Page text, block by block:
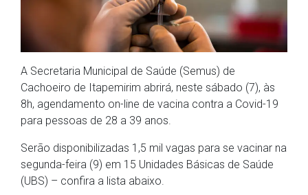
A Secretaria Municipal de Saúde (Semus) de
Cachoeiro de Itapemirim abrirá, neste sábado (7), às
8h, agendamento on-line de vacina contra a Covid-19
para pessoas de 28 a 39 anos.
Serão disponibilizadas 1,5 mil vagas para se vacinar na
segunda-feira (9) em 15 Unidades Básicas de Saúde
(UBS) – confira a lista abaixo.